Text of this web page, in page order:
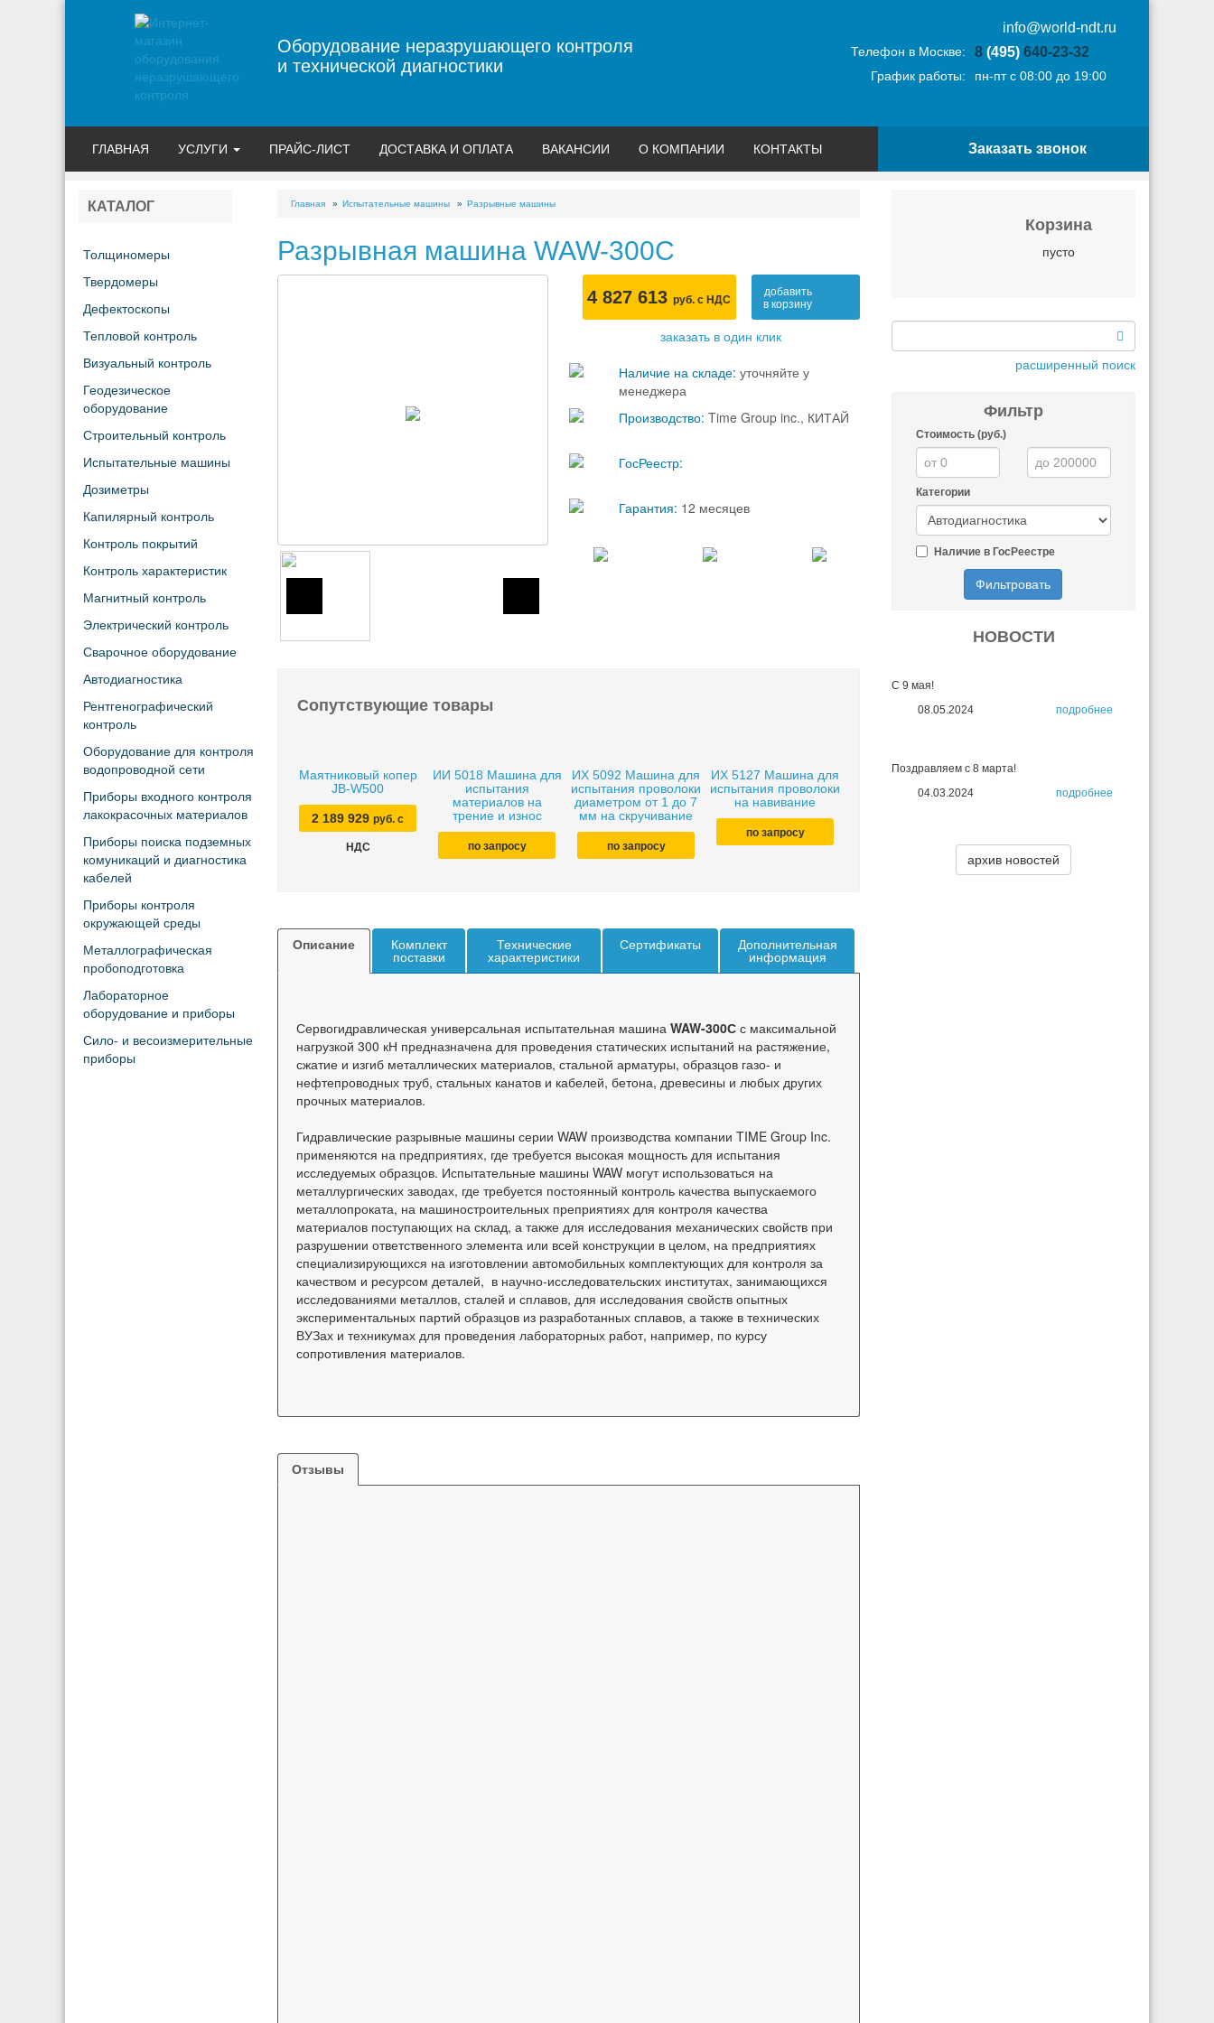
Оборудование неразрушающего контроля
и технической диагностики
info@world-ndt.ru
Телефон в Москве: 8 (495)640-23-32
График работы: пн-пт с 08:00 до 19:00
ГЛАВНАЯ УСЛУГИ ПРАЙС-ЛИСТ ДОСТАВКА И ОПЛАТА ВАКАНСИИ О КОМПАНИИ КОНТАКТЫ Заказать звонок
КАТАЛОГ
Толщиномеры
Твердомеры
Дефектоскопы
Тепловой контроль
Визуальный контроль
Геодезическое
оборудование
Строительный контроль
Испытательные машины
Дозиметры
Капилярный контроль
Контроль покрытий
Контроль характеристик
Магнитный контроль
Электрический контроль
Сварочное оборудование
Автодиагностика
Рентгенографический
контроль
Оборудование для контроля
водопроводной сети
Приборы входного контроля
лакокрасочных материалов
Приборы поиска подземных
комуникаций и диагностика
кабелей
Приборы контроля
окружающей среды
Металлографическая
пробоподготовка
Лабораторное
оборудование и приборы
Сило- и весоизмерительные
приборы
Главная Испытательные машины Разрывные машины
Разрывная машина WAW-300C
4 827 613 руб. с НДС
добавить
в корзину
заказать в один клик
Наличие на складе: уточняйте у
менеджера
Производство: Time Group inc., КИТАЙ
ГосРеестр:
Гарантия: 12 месяцев
Сопутствующие товары
Маятниковый копер
JB-W500
2 189 929 руб. с
НДС
ИИ 5018 Машина для
испытания
материалов на
трение и износ
по запросу
ИХ 5092 Машина для
испытания проволоки
диаметром от 1 до 7
мм на скручивание
по запросу
ИХ 5127 Машина для
испытания проволоки
на навивание
по запросу
Описание
Комплект
поставки
Технические
характеристики
Сертификаты
Дополнительная
информация
Сервогидравлическая универсальная испытательная машина WAW-300С с максимальной
нагрузкой 300 кН предназначена для проведения статических испытаний на растяжение,
сжатие и изгиб металлических материалов, стальной арматуры, образцов газо- и
нефтепроводных труб, стальных канатов и кабелей, бетона, древесины и любых других
прочных материалов.
Гидравлические разрывные машины серии WAW производства компании TIME Group Inc.
применяются на предприятиях, где требуется высокая мощность для испытания
исследуемых образцов. Испытательные машины WAW могут использоваться на
металлургических заводах, где требуется постоянный контроль качества выпускаемого
металлопроката, на машиностроительных преприятиях для контроля качества
материалов поступающих на склад, а также для исследования механических свойств при
разрушении ответственного элемента или всей конструкции в целом, на предприятиях
специализирующихся на изготовлении автомобильных комплектующих для контроля за
качеством и ресурсом деталей, в научно-исследовательских институтах, занимающихся
исследованиями металлов, сталей и сплавов, для исследования свойств опытных
экспериментальных партий образцов из разработанных сплавов, а также в технических
ВУЗах и техникумах для проведения лабораторных работ, например, по курсу
сопротивления материалов.
Отзывы
Корзина
пусто
расширенный поиск
Фильтр
Стоимость (руб.)
Категории
Наличие в ГосРеестре
Фильтровать
НОВОСТИ
С 9 мая!
08.05.2024
подробнее
Поздравляем с 8 марта!
04.03.2024
подробнее
архив новостей